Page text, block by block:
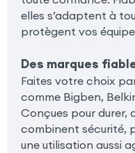
elles s’adaptent à
protègent vos
Des marques
Faites votre choix
comme Bigben,
Conçues pour durer,
combinent sécurité,
une utilisation aussi